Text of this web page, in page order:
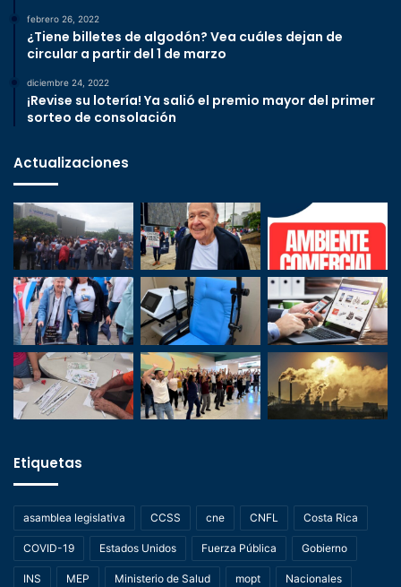
febrero 26, 2022
¿Tiene billetes de algodón? Vea cuáles dejan de
circular a partir del 1 de marzo
diciembre 24, 2022
¡Revise su lotería! Ya salió el premio mayor del primer
sorteo de consolación
Actualizaciones
Etiquetas
asamblea legislativa CCSS cne CNFL Costa Rica
COVID-19 Estados Unidos Fuerza Pública Gobierno
INS MEP Ministerio de Salud mopt Nacionales